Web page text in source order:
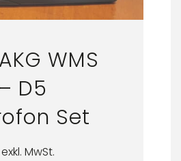
WMS
D5
Set
exkl. MwSt.